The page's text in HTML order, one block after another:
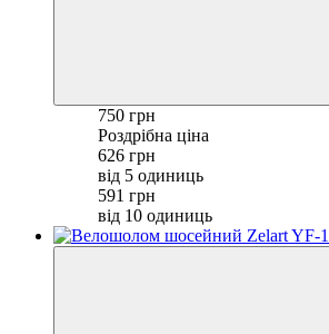
750 грн
Роздрібна ціна
626 грн
від 5 одиниць
591 грн
від 10 одиниць